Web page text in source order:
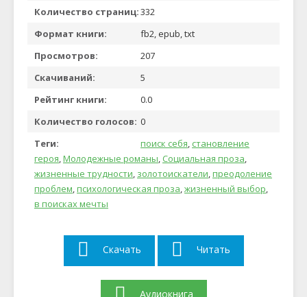
Количество страниц:332
Формат книги:
fb2, epub, txt
Просмотров:
207
Скачиваний:
5
Рейтинг книги:
0.0
Количество голосов: 0
Теги:
поиск себя, становление
героя,Молодежные романы, Социальная проза,
жизненные трудности, золотоискатели,преодоление
проблем,психологическая проза,жизненный выбор,
в поисках мечты
Скачать Читать
Аудиокнига